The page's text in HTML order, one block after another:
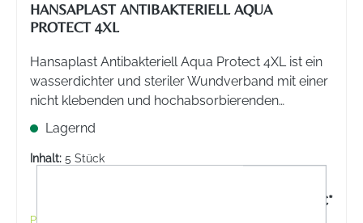
HANSAPLAST ANTIBAKTERIELL AQUA
PROTECT 4XL
Hansaplast Antibakteriell Aqua Protect 4XL ist ein
wasserdichter und steriler Wundverband mit einer
nicht klebenden und hochabsorbierenden
Wundauflage. Zum Schutz mittelgroßer und
größerer Wunden. Auch nach kleinen operativen
Eingriffen.
Lagernd
Inhalt: 5 Stück
15,30 €*
Preise inkl. MwSt. zzgl. Versandkosten